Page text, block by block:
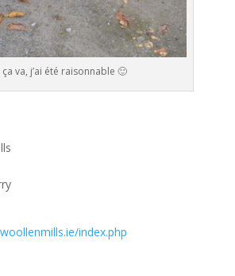
ça va, j’ai été raisonnable 🙂
index.php